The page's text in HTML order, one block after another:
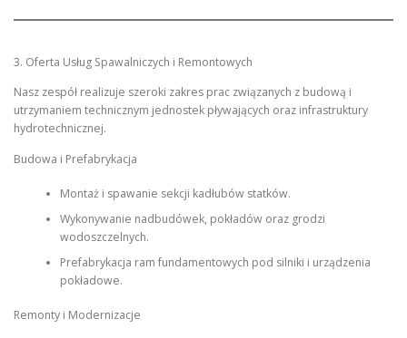
3. Oferta Usług Spawalniczych i Remontowych
Nasz zespół realizuje szeroki zakres prac związanych z budową i
utrzymaniem technicznym jednostek pływających oraz infrastruktury
hydrotechnicznej.
Budowa i Prefabrykacja
Montaż i spawanie sekcji kadłubów statków.
Wykonywanie nadbudówek, pokładów oraz grodzi
wodoszczelnych.
Prefabrykacja ram fundamentowych pod silniki i urządzenia
pokładowe.
Remonty i Modernizacje